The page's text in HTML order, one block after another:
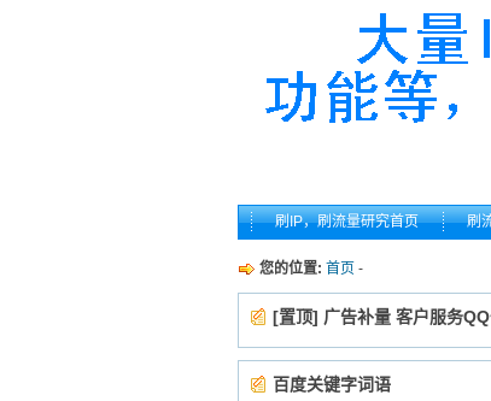
刷IP，刷流量研究首页 刷
您的位置: 首页 -
[置顶] 广告补量 客户服务
百度关键字词语